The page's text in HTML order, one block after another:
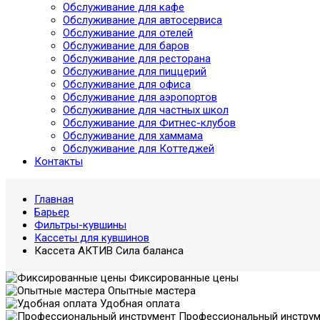
Обслуживание для кафе
Обслуживание для автосервиса
Обслуживание для отелей
Обслуживание для баров
Обслуживание для ресторана
Обслуживание для пиццерий
Обслуживание для офиса
Обслуживание для аэропортов
Обслуживание для частных школ
Обслуживание для Фитнес-клубов
Обслуживание для хаммама
Обслуживание для Коттеджей
Контакты
Главная
Барьер
Фильтры-кувшины
Кассеты для кувшинов
Кассета АКТИВ Сила баланса
Фиксированные цены
Опытные мастера
Удобная оплата
Профессиональный